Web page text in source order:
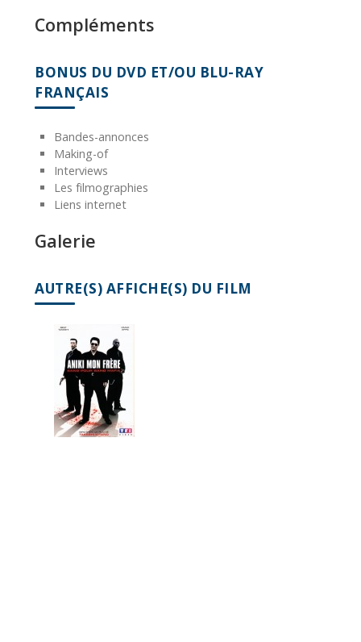
Compléments
BONUS DU DVD ET/OU BLU-RAY
FRANÇAIS
Bandes-annonces
Making-of
Interviews
Les filmographies
Liens internet
Galerie
AUTRE(S) AFFICHE(S) DU FILM